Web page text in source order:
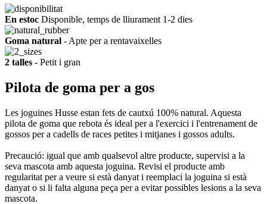
En estoc Disponible, temps de lliurament 1-2 dies
Goma natural - Apte per a rentavaixelles
2 talles - Petit i gran
Pilota de goma per a gos
Les joguines Husse estan fets de cautxú 100% natural. Aquesta
pilota de goma que rebota és ideal per a l'exercici i l'entrenament de
gossos per a cadells de races petites i mitjanes i gossos adults.
Precaució: igual que amb qualsevol altre producte, supervisi a la
seva mascota amb aquesta joguina. Revisi el producte amb
regularitat per a veure si està danyat i reemplaci la joguina si està
danyat o si li falta alguna peça per a evitar possibles lesions a la seva
mascota.